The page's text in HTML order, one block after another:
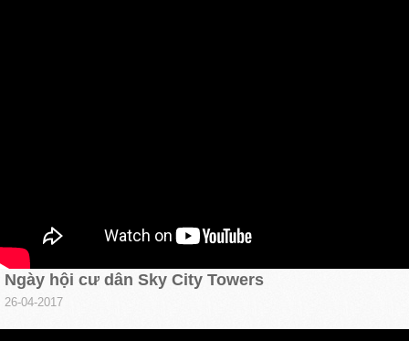
Ngày hội cư dân Sky City Towers
26-04-2017